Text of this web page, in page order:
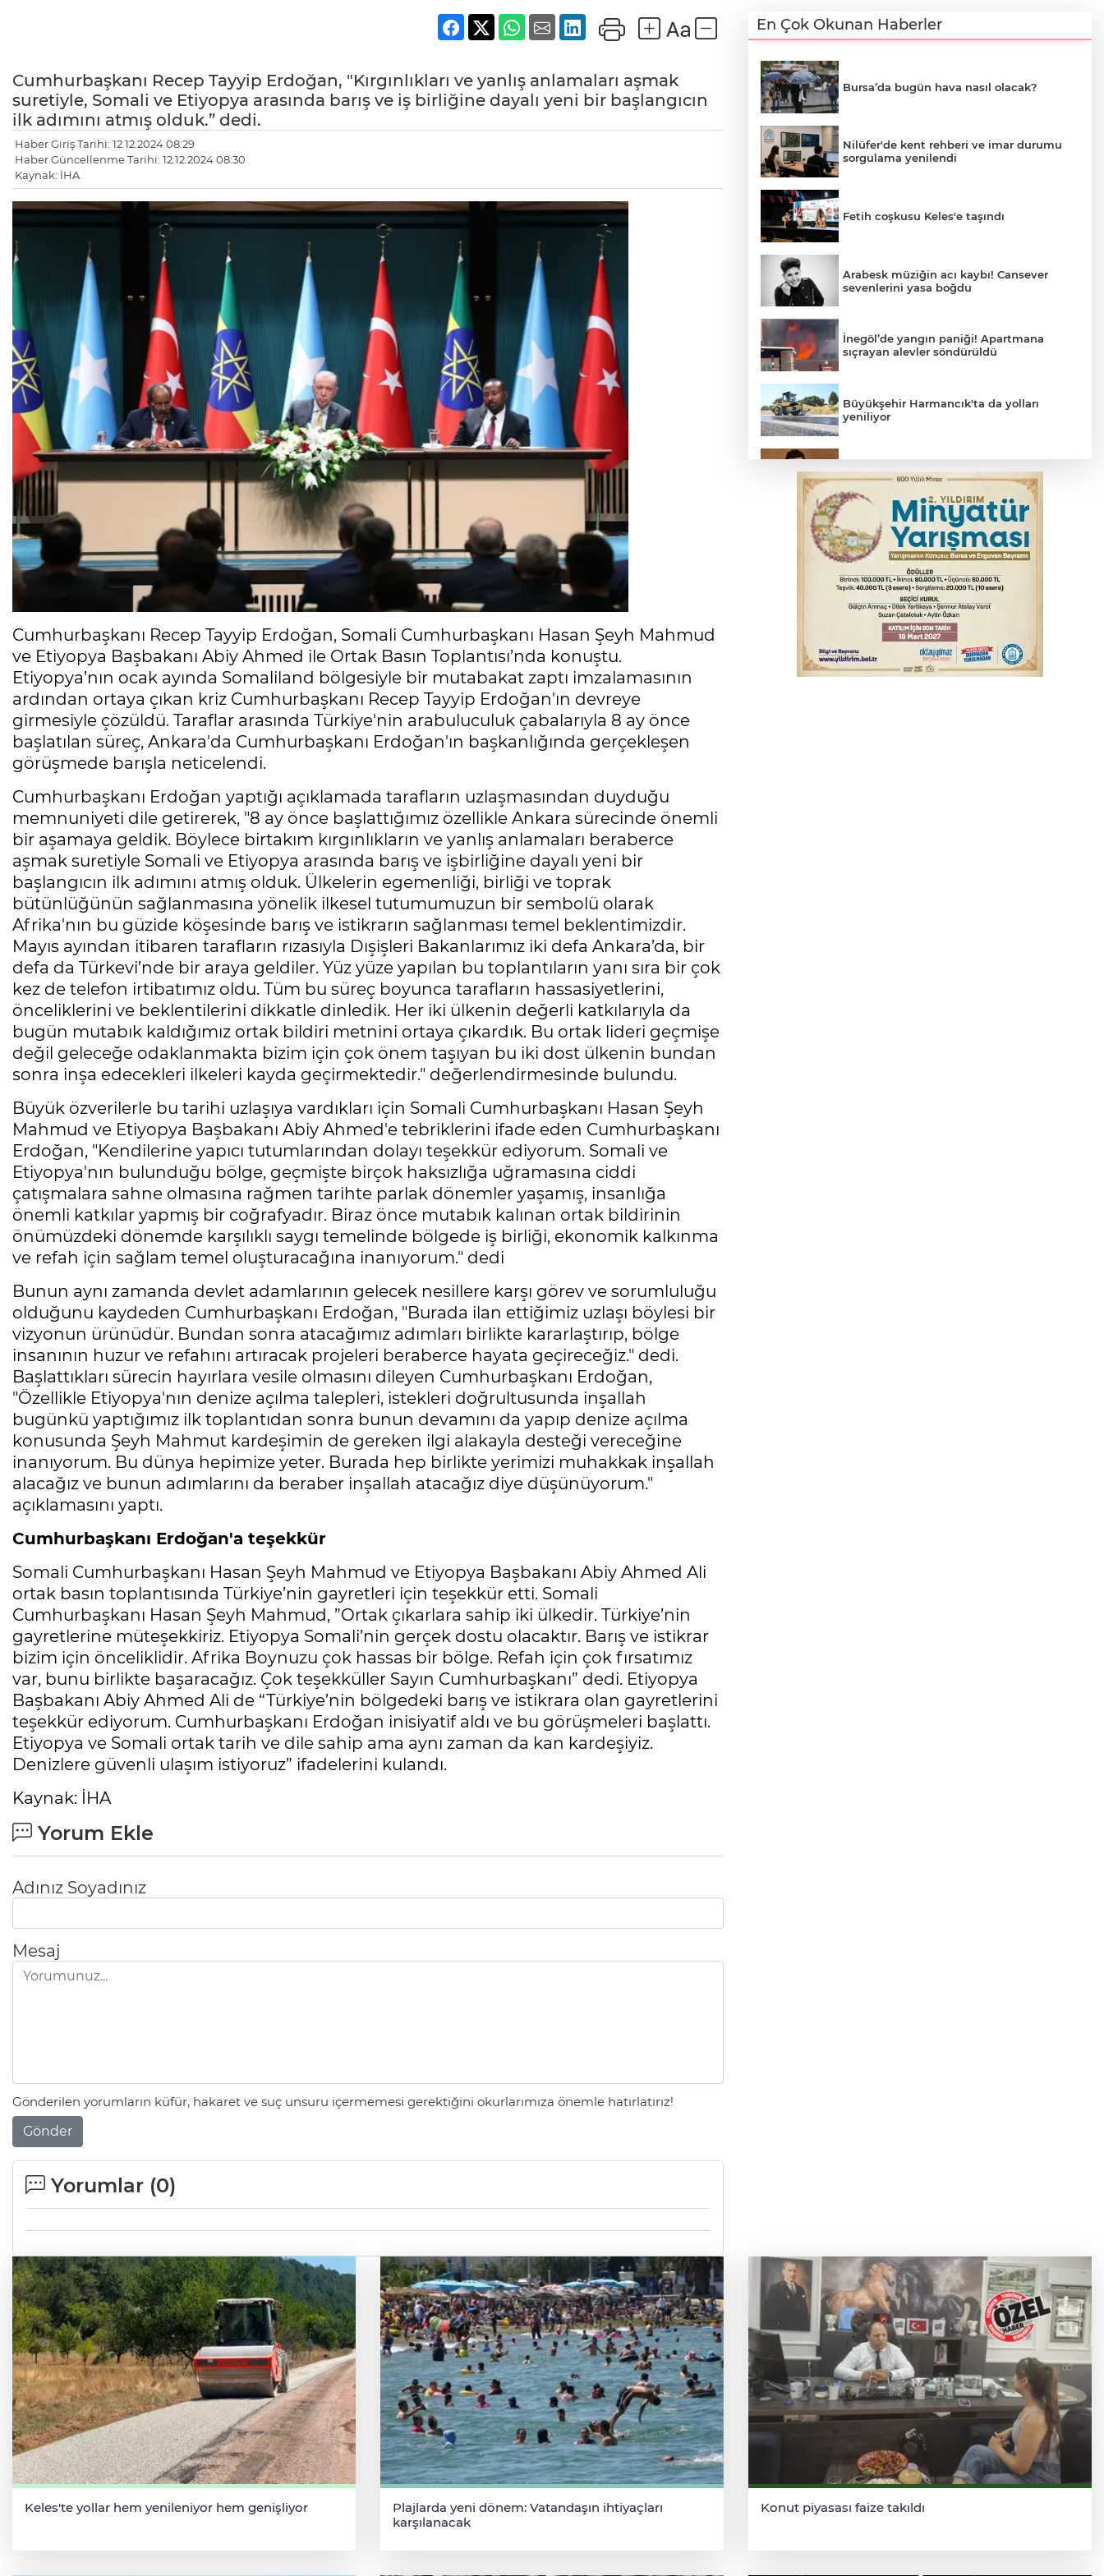
Cumhurbaşkanı Recep Tayyip Erdoğan, "Kırgınlıkları ve yanlış anlamaları aşmak
suretiyle, Somali ve Etiyopya arasında barış ve iş birliğine dayalı yeni bir başlangıcın
ilk adımını atmış olduk.” dedi.
Haber Giriş Tarihi: 12.12.2024 08:29
Haber Güncellenme Tarihi: 12.12.2024 08:30
Kaynak: İHA
Cumhurbaşkanı Recep Tayyip Erdoğan, Somali Cumhurbaşkanı Hasan Şeyh Mahmud
ve Etiyopya Başbakanı Abiy Ahmed ile Ortak Basın Toplantısı’nda konuştu.
Etiyopya’nın ocak ayında Somaliland bölgesiyle bir mutabakat zaptı imzalamasının
ardından ortaya çıkan kriz Cumhurbaşkanı Recep Tayyip Erdoğan'ın devreye
girmesiyle çözüldü. Taraflar arasında Türkiye'nin arabuluculuk çabalarıyla 8 ay önce
başlatılan süreç, Ankara'da Cumhurbaşkanı Erdoğan'ın başkanlığında gerçekleşen
görüşmede barışla neticelendi.
Cumhurbaşkanı Erdoğan yaptığı açıklamada tarafların uzlaşmasından duyduğu
memnuniyeti dile getirerek, "8 ay önce başlattığımız özellikle Ankara sürecinde önemli
bir aşamaya geldik. Böylece birtakım kırgınlıkların ve yanlış anlamaları beraberce
aşmak suretiyle Somali ve Etiyopya arasında barış ve işbirliğine dayalı yeni bir
başlangıcın ilk adımını atmış olduk. Ülkelerin egemenliği, birliği ve toprak
bütünlüğünün sağlanmasına yönelik ilkesel tutumumuzun bir sembolü olarak
Afrika'nın bu güzide köşesinde barış ve istikrarın sağlanması temel beklentimizdir.
Mayıs ayından itibaren tarafların rızasıyla Dışişleri Bakanlarımız iki defa Ankara’da, bir
defa da Türkevi’nde bir araya geldiler. Yüz yüze yapılan bu toplantıların yanı sıra bir çok
kez de telefon irtibatımız oldu. Tüm bu süreç boyunca tarafların hassasiyetlerini,
önceliklerini ve beklentilerini dikkatle dinledik. Her iki ülkenin değerli katkılarıyla da
bugün mutabık kaldığımız ortak bildiri metnini ortaya çıkardık. Bu ortak lideri geçmişe
değil geleceğe odaklanmakta bizim için çok önem taşıyan bu iki dost ülkenin bundan
sonra inşa edecekleri ilkeleri kayda geçirmektedir." değerlendirmesinde bulundu.
Büyük özverilerle bu tarihi uzlaşıya vardıkları için Somali Cumhurbaşkanı Hasan Şeyh
Mahmud ve Etiyopya Başbakanı Abiy Ahmed'e tebriklerini ifade eden Cumhurbaşkanı
Erdoğan, "Kendilerine yapıcı tutumlarından dolayı teşekkür ediyorum. Somali ve
Etiyopya'nın bulunduğu bölge, geçmişte birçok haksızlığa uğramasına ciddi
çatışmalara sahne olmasına rağmen tarihte parlak dönemler yaşamış, insanlığa
önemli katkılar yapmış bir coğrafyadır. Biraz önce mutabık kalınan ortak bildirinin
önümüzdeki dönemde karşılıklı saygı temelinde bölgede iş birliği, ekonomik kalkınma
ve refah için sağlam temel oluşturacağına inanıyorum." dedi
Bunun aynı zamanda devlet adamlarının gelecek nesillere karşı görev ve sorumluluğu
olduğunu kaydeden Cumhurbaşkanı Erdoğan, "Burada ilan ettiğimiz uzlaşı böylesi bir
vizyonun ürünüdür. Bundan sonra atacağımız adımları birlikte kararlaştırıp, bölge
insanının huzur ve refahını artıracak projeleri beraberce hayata geçireceğiz." dedi.
Başlattıkları sürecin hayırlara vesile olmasını dileyen Cumhurbaşkanı Erdoğan,
"Özellikle Etiyopya'nın denize açılma talepleri, istekleri doğrultusunda inşallah
bugünkü yaptığımız ilk toplantıdan sonra bunun devamını da yapıp denize açılma
konusunda Şeyh Mahmut kardeşimin de gereken ilgi alakayla desteği vereceğine
inanıyorum. Bu dünya hepimize yeter. Burada hep birlikte yerimizi muhakkak inşallah
alacağız ve bunun adımlarını da beraber inşallah atacağız diye düşünüyorum."
açıklamasını yaptı.
Cumhurbaşkanı Erdoğan'a teşekkür
Somali Cumhurbaşkanı Hasan Şeyh Mahmud ve Etiyopya Başbakanı Abiy Ahmed Ali
ortak basın toplantısında Türkiye’nin gayretleri için teşekkür etti. Somali
Cumhurbaşkanı Hasan Şeyh Mahmud, ”Ortak çıkarlara sahip iki ülkedir. Türkiye’nin
gayretlerine müteşekkiriz. Etiyopya Somali’nin gerçek dostu olacaktır. Barış ve istikrar
bizim için önceliklidir. Afrika Boynuzu çok hassas bir bölge. Refah için çok fırsatımız
var, bunu birlikte başaracağız. Çok teşekküller Sayın Cumhurbaşkanı” dedi. Etiyopya
Başbakanı Abiy Ahmed Ali de “Türkiye’nin bölgedeki barış ve istikrara olan gayretlerini
teşekkür ediyorum. Cumhurbaşkanı Erdoğan inisiyatif aldı ve bu görüşmeleri başlattı.
Etiyopya ve Somali ortak tarih ve dile sahip ama aynı zaman da kan kardeşiyiz.
Denizlere güvenli ulaşım istiyoruz” ifadelerini kulandı.
Kaynak: İHA
Yorum Ekle
Adınız Soyadınız
Mesaj
Gönderilen yorumların küfür, hakaret ve suç unsuru içermemesi gerektiğini okurlarımıza önemle hatırlatırız!
Gönder
Yorumlar (0)
En Çok Okunan Haberler
Bursa’da bugün hava nasıl olacak?
Nilüfer'de kent rehberi ve imar durumu
sorgulama yenilendi
Fetih coşkusu Keles'e taşındı
Arabesk müziğin acı kaybı! Cansever
sevenlerini yasa boğdu
İnegöl’de yangın paniği! Apartmana
sıçrayan alevler söndürüldü
Büyükşehir Harmancık'ta da yolları
yeniliyor
kaybetti
İş makinesinin camına kafasını çarpan
operatör yaralandı
Babasını ziyarete giderken kazada
hayatını kaybetti
İnegöl'de orman yangını; Havadan ve
karadan müdahale başlatıldı
Keles'te yollar hem yenileniyor hem genişliyor
Plajlarda yeni dönem: Vatandaşın ihtiyaçları
karşılanacak
Konut piyasası faize takıldı